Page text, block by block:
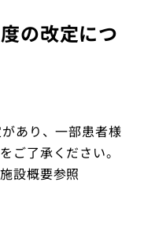
の改定につ
あり、一部患者様
ご了承ください。
概要参照